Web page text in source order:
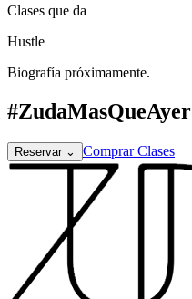
Clases que da
Hustle
Biografía próximamente.
#ZudaMasQueAyer
Reservar ⌄ Comprar Clases